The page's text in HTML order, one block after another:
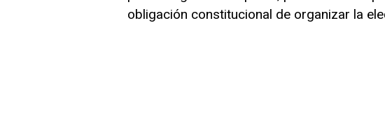
obligación constitucional de organizar la